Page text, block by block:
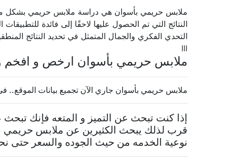
ملابس حريمي بأسوان هي دراسة ملابس حريمي بشكل
النتائج التي تم الحصول عليها لاحقًا إلى فائدة
التحدي الفكري والجمال المتمثل في تحديد النتائج
lll
ملابس حريمي بأسوان ارخص و
ملابس حريمي بأسوان جاري الآن تجميع بيانات الموقع..
إذا كنت تبحث عن التميز و المتعه فإنك
قرب لذلك يبحث الكثيرين عن ملابس حريمي
نوعية الخدمه من حيث الجوده والسعر حتى